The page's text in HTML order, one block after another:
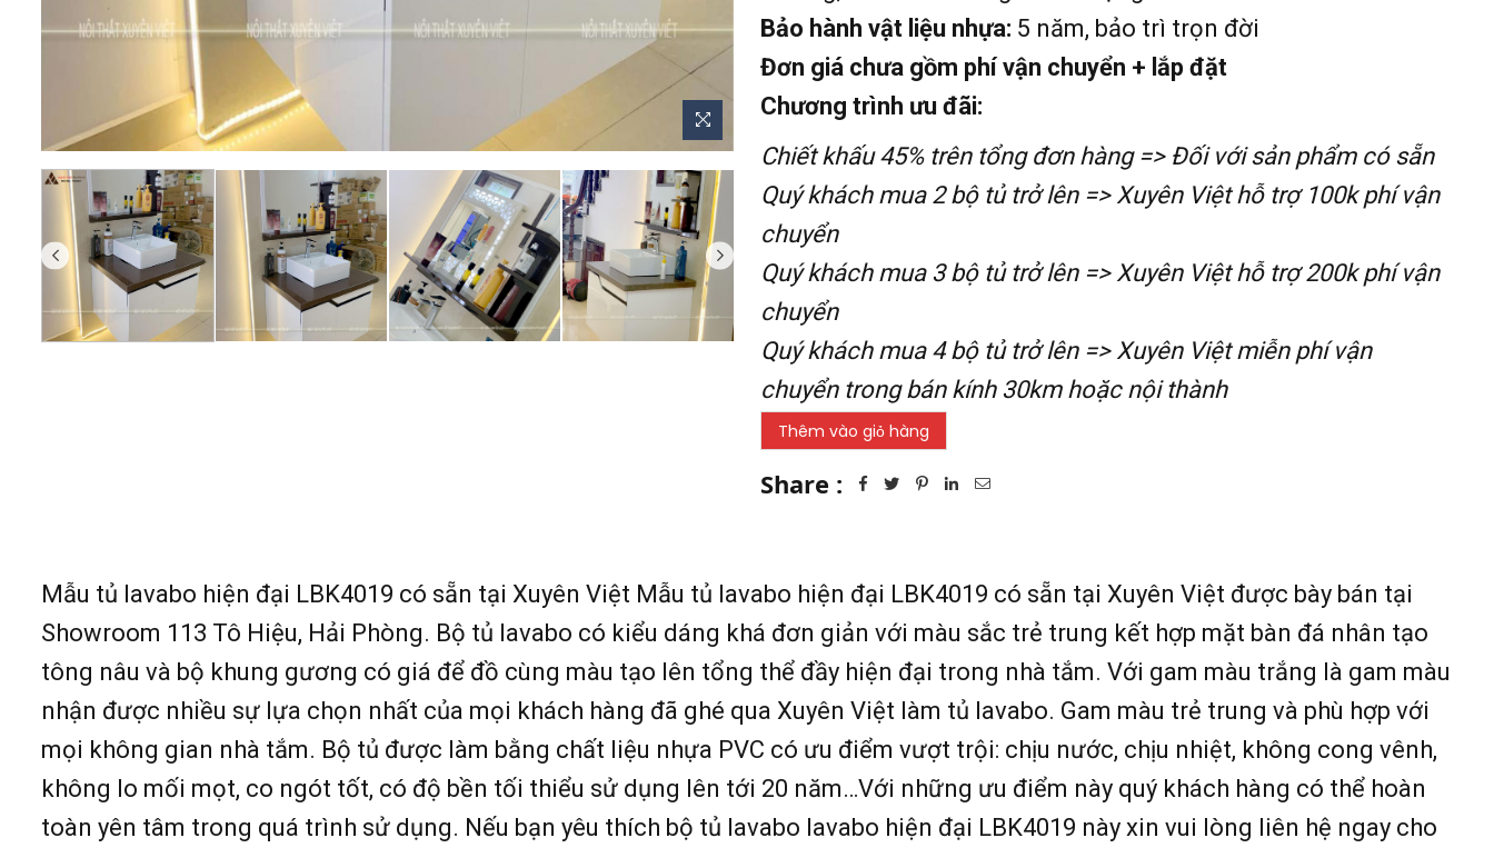
Bảo hành vật liệu nhựa: 5 năm, bảo trì trọn đời
Đơn giá chưa gồm phí vận chuyển + lắp đặt
Chương trình ưu đãi:
Chiết khấu 45% trên tổng đơn hàng => Đối với sản phẩm có sẵn
Quý khách mua 2 bộ tủ trở lên => Xuyên Việt hỗ trợ 100k phí vận
chuyển
Quý khách mua 3 bộ tủ trở lên => Xuyên Việt hỗ trợ 200k phí vận
chuyển
Quý khách mua 4 bộ tủ trở lên => Xuyên Việt miễn phí vận
chuyển trong bán kính 30km hoặc nội thành
Share :
Mẫu tủ lavabo hiện đại LBK4019 có sẵn tại Xuyên Việt Mẫu tủ lavabo hiện đại LBK4019 có sẵn tại Xuyên Việt được bày bán tại
Showroom 113 Tô Hiệu, Hải Phòng. Bộ tủ lavabo có kiểu dáng khá đơn giản với màu sắc trẻ trung kết hợp mặt bàn đá nhân tạo
tông nâu và bộ khung gương có giá để đồ cùng màu tạo lên tổng thể đầy hiện đại trong nhà tắm. Với gam màu trắng là gam màu
nhận được nhiều sự lựa chọn nhất của mọi khách hàng đã ghé qua Xuyên Việt làm tủ lavabo. Gam màu trẻ trung và phù hợp với
mọi không gian nhà tắm. Bộ tủ được làm bằng chất liệu nhựa PVC có ưu điểm vượt trội: chịu nước, chịu nhiệt, không cong vênh,
không lo mối mọt, co ngót tốt, có độ bền tối thiểu sử dụng lên tới 20 năm…Với những ưu điểm này quý khách hàng có thể hoàn
toàn yên tâm trong quá trình sử dụng. Nếu bạn yêu thích bộ tủ lavabo lavabo hiện đại LBK4019 này xin vui lòng liên hệ ngay cho